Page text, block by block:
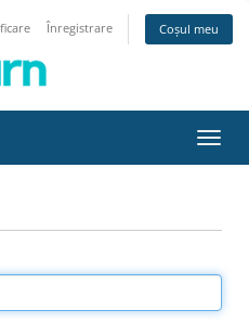
Înregistrare Coșul meu